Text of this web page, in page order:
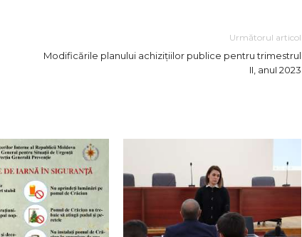
Următorul articol
Modificările planului achizițiilor publice реntru trimestrul
II, аnuI 2023